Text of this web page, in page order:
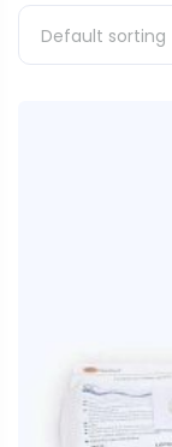
Default sorting